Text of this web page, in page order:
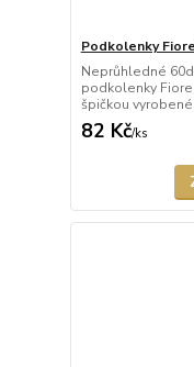
Podkolenky
Neprůhledné
podkolenky
špičkou
82 Kč/ks